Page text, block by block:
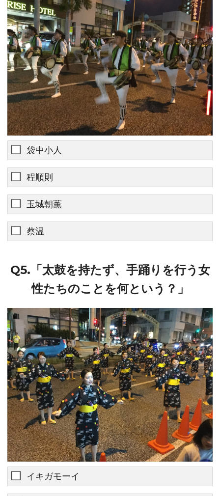
袋中小人
程順則
玉城朝薫
蔡温
Q5.「太鼓を持たず、手踊りを行う女
性たちのことを何という？」
イキガモーイ